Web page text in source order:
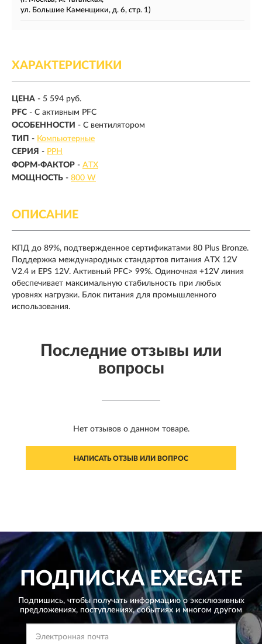
ул. Большие Каменщики, д. 6, стр. 1)
ХАРАКТЕРИСТИКИ
ЦЕНА - 5 594 руб.
PFC - С активным PFC
ОСОБЕННОСТИ - С вентилятором
ТИП - Компьютерные
СЕРИЯ - PPH
ФОРМ-ФАКТОР - ATX
МОЩНОСТЬ - 800 W
ОПИСАНИЕ
КПД до 89%, подтвержденное сертификатами 80 Plus Bronze.
Поддержка международных стандартов питания ATX 12V
V2.4 и EPS 12V. Активный PFC> 99%. Одиночная +12V линия
обеспечивает максимальную стабильность при любых
уровнях нагрузки. Блок питания для промышленного
использования.
Последние отзывы или
вопросы
Нет отзывов о данном товаре.
НАПИСАТЬ ОТЗЫВ ИЛИ ВОПРОС
ПОДПИСКАEXEGATE
Подпишись, чтобы получать информацию о эксклюзивных
предложениях, поступлениях, событиях и многом другом